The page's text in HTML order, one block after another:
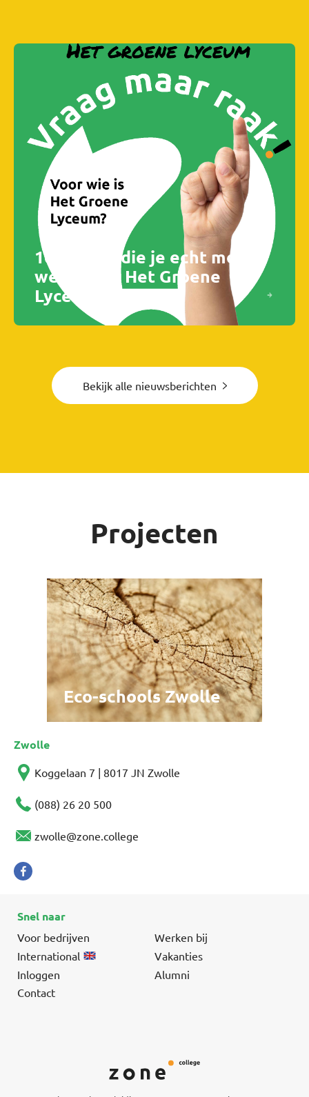
10 Dingen die je echt moet
weten van Het Groene
Lyceum
Bekijk alle nieuwsberichten
Projecten
Eco-schools Zwolle
Zwolle
Koggelaan 7 | 8017 JN Zwolle
(088) 26 20 500
zwolle@zone.college
Snel naar
Voor bedrijven
Werken bij
International
Vakanties
Inloggen
Alumni
Contact